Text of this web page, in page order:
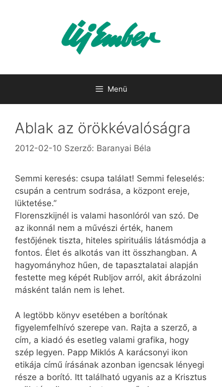
Menü
Ablak az örökkévalóságra
2012-02-10 Szerző: Baranyai Béla
Semmi keresés: csupa találat! Semmi feleselés:
csupán a centrum sodrása, a központ ereje,
lüktetése.”
Florenszkijnél is valami hasonlóról van szó. De
az ikonnál nem a művészi érték, hanem
festőjének tiszta, hiteles spirituális látásmódja a
fontos. Élet és alkotás van itt összhangban. A
hagyományhoz hűen, de tapasztalatai alapján
festette meg képét Rubljov arról, akit ábrázolni
másként talán nem is lehet.
A legtöbb könyv esetében a borítónak
figyelemfelhívó szerepe van. Rajta a szerző, a
cím, a kiadó és esetleg valami grafika, hogy
szép legyen. Papp Miklós A karácsonyi ikon
etikája című írásának azonban igencsak lényegi
része a borító. Itt található ugyanis az a Krisztus